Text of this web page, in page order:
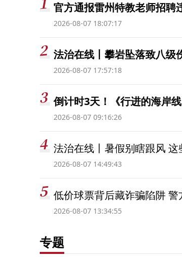
官方通报雷州特教老师招聘
2026-08-07 18:07:17
法治在线丨攀岩坠落致八级
2026-08-07 17:57:18
倒计时3天！《行进的海岸
2026-08-07 09:16:26
法治在线丨暑假别瞎跟风 这
2026-08-07 14:49:43
低价球票背后藏诈骗陷阱
2026-08-07 13:34:55
专题